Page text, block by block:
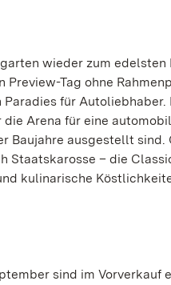
wieder zum
Tag ohne
für
Arena für eine
Baujahre ausgestellt
– die
kulinarische
sind im Vorverkauf